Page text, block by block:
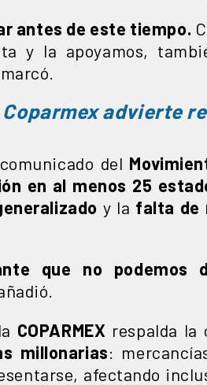
antes de este tiempo.
y la apoyamos,
Coparmex advierte
del
en al menos 25
y la falta de
que no podemos
COPARMEX respalda la
millonarias:
afectando